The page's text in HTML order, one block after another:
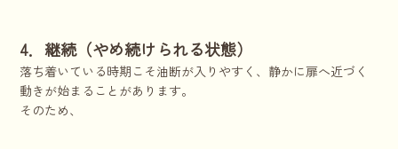
4．継続（やめ続けられる状態）
落ち着いている時期こそ油断が入りやすく、静かに扉へ近づく
動きが始まることがあります。
そのため、